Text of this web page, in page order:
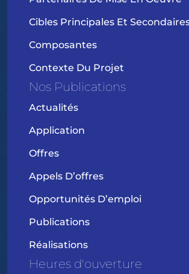
Cibles Principales Et
Composantes
Contexte Du Projet
Nos Publications
Actualités
Application
Offres
Appels D’offres
Opportunités D’emploi
Publications
Réalisations
Heures d'ouverture